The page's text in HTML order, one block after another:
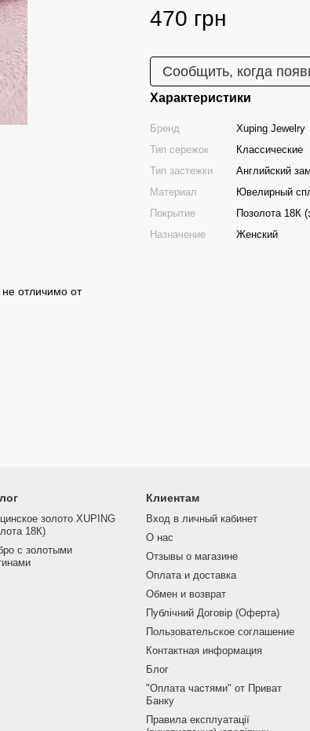
отличимо от
470 грн
Сообщить, когда
Характеристики
Бренд
Xuping Jewelry
Тип сережок
Классические
Тип застежки
Английский
Материал
Ювелирный
Покрытие
Позолота 18К
Назначение
Женский
золото XUPING
18К)
с золотыми
Клиентам
Вход в личный кабинет
О нас
Отзывы о магазине
Оплата и доставка
Обмен и возврат
Публічний Договір (Оферта)
Пользовательское соглашение
Контактная информация
Блог
"Оплата частями" от Приват
Банку
Правила експлуатації